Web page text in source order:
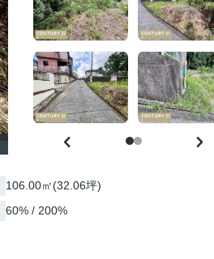
106.00㎡(32.06坪)
60% / 200%